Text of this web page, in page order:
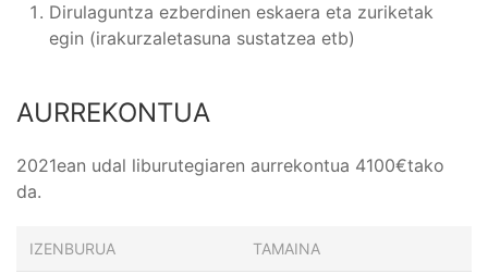
Dirulaguntza ezberdinen eskaera eta zuriketak
egin (irakurzaletasuna sustatzea etb)
AURREKONTUA
2021ean udal liburutegiaren aurrekontua 4100€tako
da.
IZENBURUA TAMAINA